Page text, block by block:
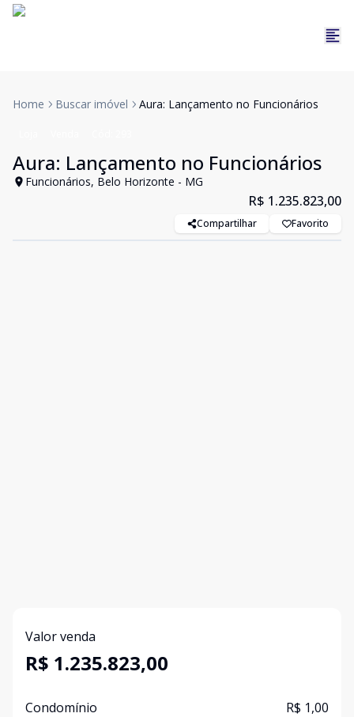
Home Buscar imóvel Aura: Lançamento no Funcionários
Aura: Lançamento no Funcionários
Funcionários, Belo Horizonte - MG
R$ 1.235.823,00
Compartilhar Favorito
Valor venda
R$ 1.235.823,00
Condomínio R$ 1,00